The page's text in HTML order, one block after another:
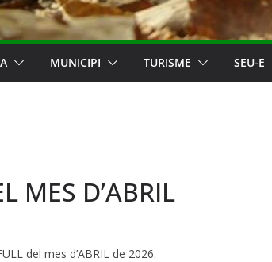
MUNICIPI TURISME SEU-E
MES D’ABRIL
del mes d’ABRIL de 2026.